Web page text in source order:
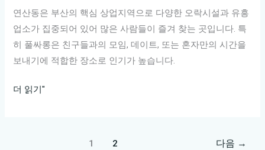
연산동은 부산의 핵심 상업지역으로 다양한 오락시설과 유흥
업소가 집중되어 있어 많은 사람들이 즐겨 찾는 곳입니다. 특
히 풀싸롱은 친구들과의 모임, 데이트, 또는 혼자만의 시간을
보내기에 적합한 장소로 인기가 높습니다.
연
더 읽기"
1 2 다음 →